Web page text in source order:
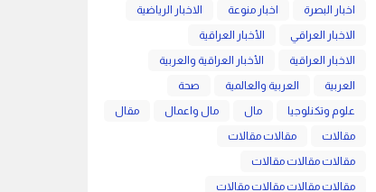
اخبار البصرة اخبار منوعة
الاخبار الرياضية
الاخبار العراقي
الأخبار العراقية
الاخبار العراقية
الأخبار العراقية والعربية
العربية
العربية والعالمية
صحة
علوم وتكنلوجيا
مال مال واعمال
مقال
مقالات
مقالات مقالات
مقالات مقالات مقالات
مقالات مقالات مقالات مقالات